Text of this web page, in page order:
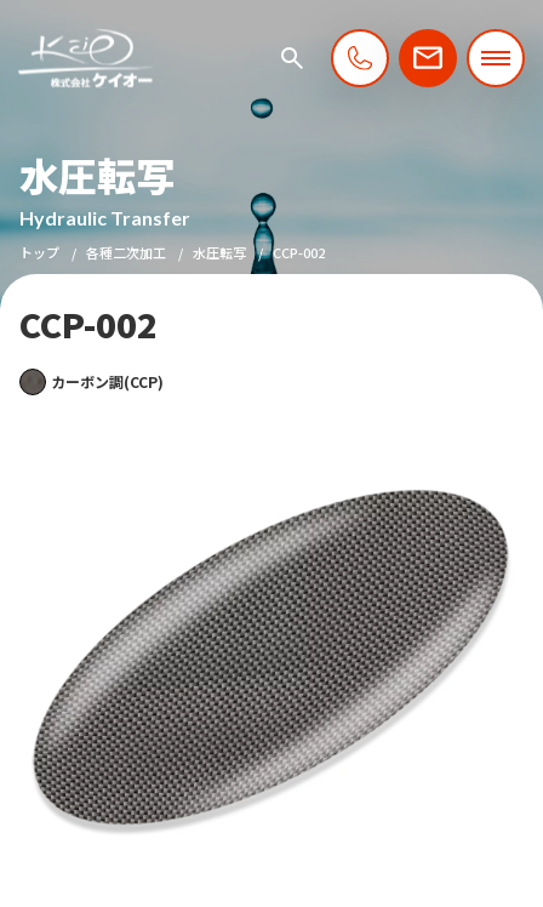
水圧転写
Hydraulic Transfer
トップ 各種二次加工 水圧転写 CCP-002
CCP-002
カーボン調(CCP)